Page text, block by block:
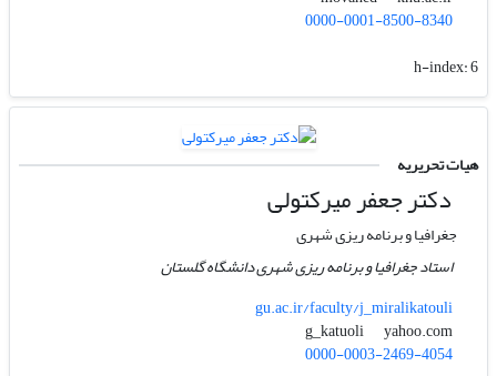
0000-0001-8500-8340
h-index:6
هیات تحریریه
دکتر جعفر میرکتولی
جغرافیا و برنامه ریزی شهری
استاد جغرافیا و برنامه ریزی شهری دانشگاه گلستان
gu.ac.ir/faculty/j_miralikatouli
g_katuoli
yahoo.com
0000-0003-2469-4054